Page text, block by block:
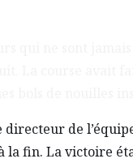
de
fin. La victoire